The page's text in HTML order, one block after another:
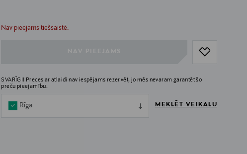
Nav pieejams tiešsaistē.
null
SVARĪGI! Preces ar atlaidi nav iespējams rezervēt, jo mēs nevaram garantēt šo
preču pieejamību.
Rīga MEKLĒT VEIKALU